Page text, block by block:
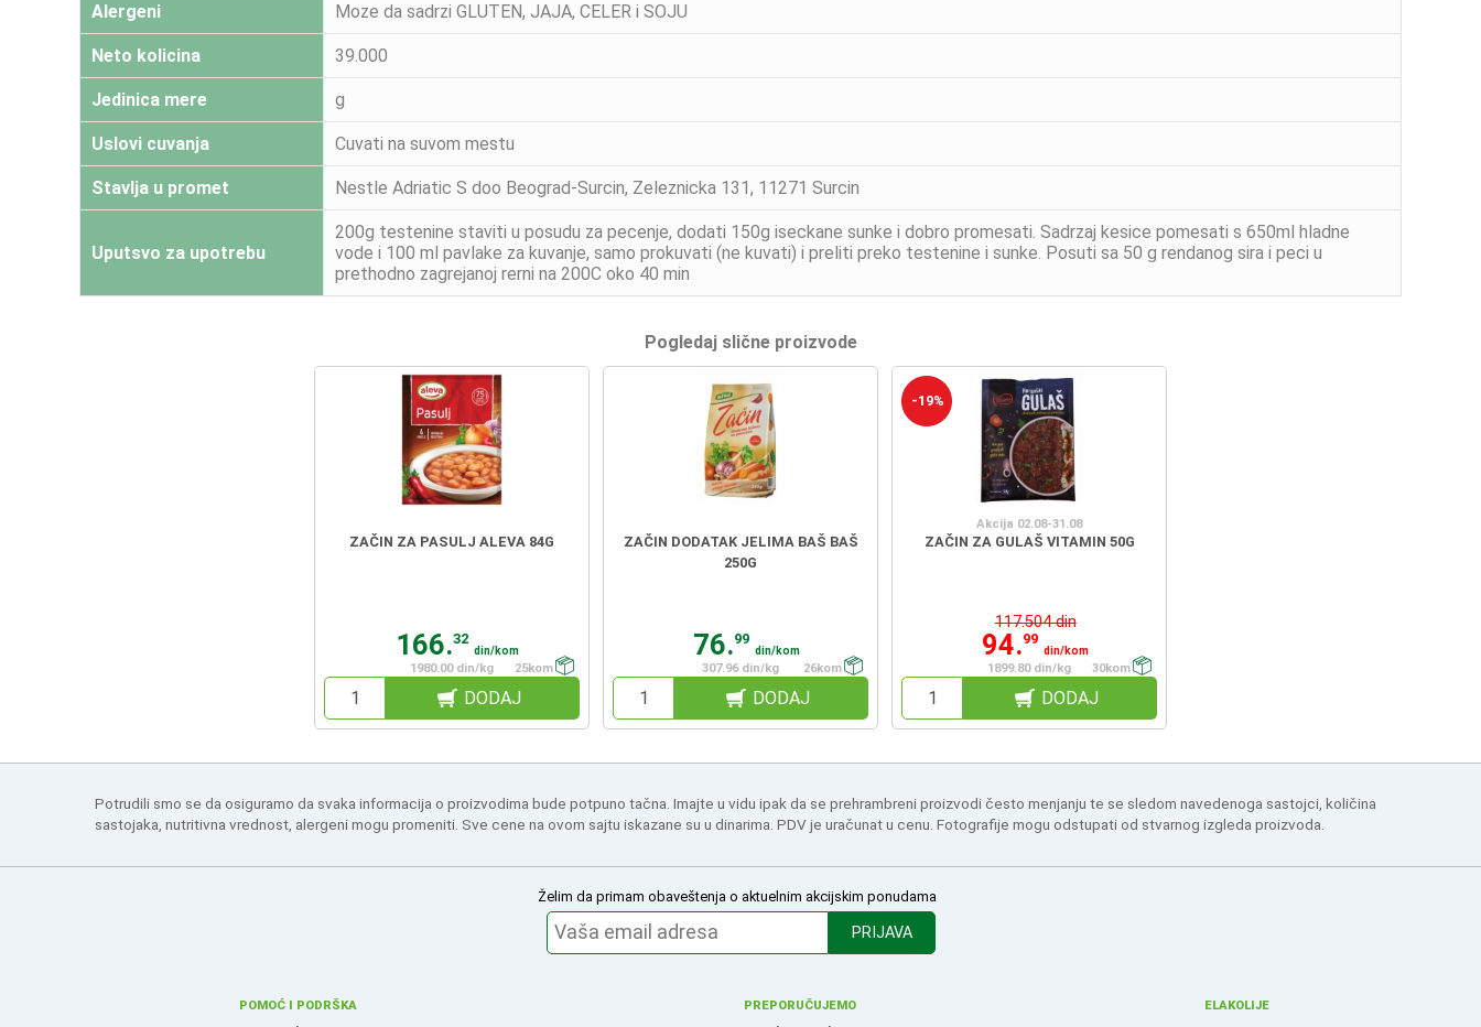
Alergeni Moze da sadrzi GLUTEN, JAJA, CELER i SOJU
Neto kolicina 39.000
Jedinica mere g
Uslovi cuvanja Cuvati na suvom mestu
Stavlja u promet Nestle Adriatic S doo Beograd-Surcin, Zeleznicka 131, 11271 Surcin
Uputsvo za upotrebu
200g testenine staviti u posudu za pecenje, dodati 150g iseckane sunke i dobro promesati. Sadrzaj kesice pomesati s 650ml hladne
vode i 100 ml pavlake za kuvanje, samo prokuvati (ne kuvati) i preliti preko testenine i sunke. Posuti sa 50 g rendanog sira i peci u
prethodno zagrejanoj rerni na 200C oko 40 min
Pogledaj slične proizvode
ZAČIN ZA PASULJ ALEVA 84G
166.32
din/kom
1980.00 din/kg
25kom
DODAJ
ZAČIN DODATAK JELIMA BAŠ BAŠ
250G
76.99
din/kom
307.96 din/kg
26kom
DODAJ
-19%
Akcija 02.08-31.08
ZAČIN ZA GULAŠ VITAMIN 50G
117.504 din
94.99
din/kom
1899.80 din/kg
30kom
DODAJ
Potrudili smo se da osiguramo da svaka informacija o proizvodima bude potpuno tačna. Imajte u vidu ipak da se prehrambreni proizvodi često menjanju te se sledom navedenoga sastojci, količina
sastojaka, nutritivna vrednost, alergeni mogu promeniti. Sve cene na ovom sajtu iskazane su u dinarima. PDV je uračunat u cenu. Fotografije mogu odstupati od stvarnog izgleda proizvoda.
Želim da primam obaveštenja o aktuelnim akcijskim ponudama
PRIJAVA
POMOĆ I PODRŠKA PREPORUČUJEMO ELAKOLIJE